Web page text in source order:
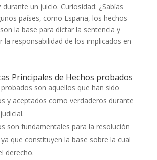
un juicio. Curiosidad: ¿Sabías
países, como España, los hechos
la base para dictar la sentencia y
la responsabilidad de los implicados en
Principales de Hechos probados
son aquellos que han sido
y aceptados como verdaderos durante
son fundamentales para la resolución
que constituyen la base sobre la cual
derecho.